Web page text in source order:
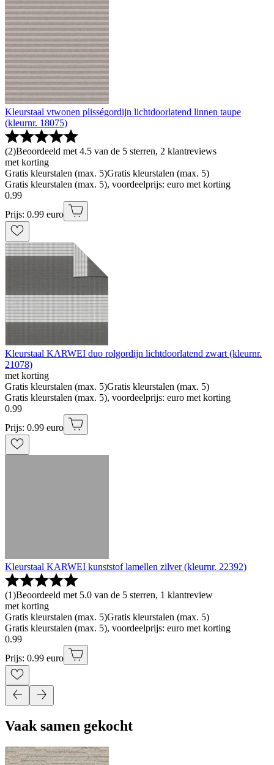
Kleurstaal vtwonen plisségordijn lichtdoorlatend linnen taupe
(kleurnr. 18075)
(2)Beoordeeld met 4.5 van de 5 sterren, 2 klantreviews
met korting
Gratis kleurstalen (max. 5)Gratis kleurstalen (max. 5)
Gratis kleurstalen (max. 5), voordeelprijs: euro met korting
0.99
Prijs: 0.99 euro
Kleurstaal KARWEI duo rolgordijn lichtdoorlatend zwart (kleurnr.
21078)
met korting
Gratis kleurstalen (max. 5)Gratis kleurstalen (max. 5)
Gratis kleurstalen (max. 5), voordeelprijs: euro met korting
0.99
Prijs: 0.99 euro
Kleurstaal KARWEI kunststof lamellen zilver (kleurnr. 22392)
(1)Beoordeeld met 5.0 van de 5 sterren, 1 klantreview
met korting
Gratis kleurstalen (max. 5)Gratis kleurstalen (max. 5)
Gratis kleurstalen (max. 5), voordeelprijs: euro met korting
0.99
Prijs: 0.99 euro
Vaak samen gekocht